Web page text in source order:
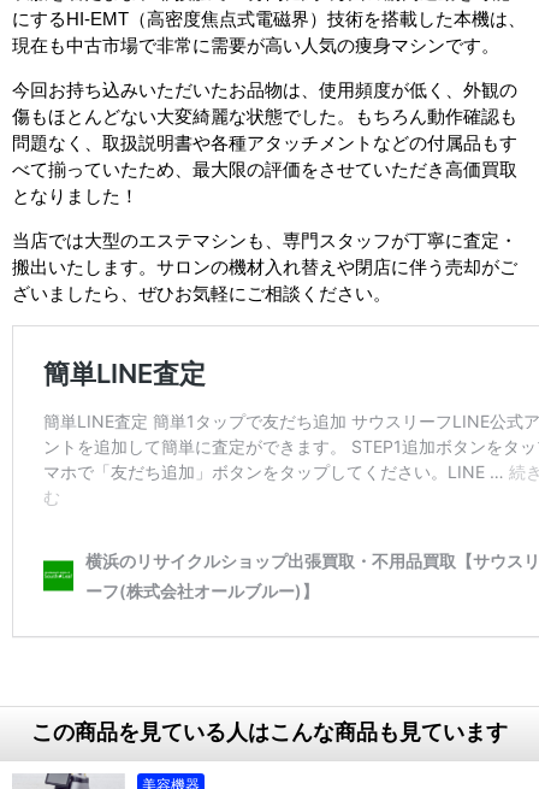
にするHI-EMT（高密度焦点式電磁界）技術を搭載した本機は、
現在も中古市場で非常に需要が高い人気の痩身マシンです。
今回お持ち込みいただいたお品物は、使用頻度が低く、外観の
傷もほとんどない大変綺麗な状態でした。もちろん動作確認も
問題なく、取扱説明書や各種アタッチメントなどの付属品もす
べて揃っていたため、最大限の評価をさせていただき高価買取
となりました！
当店では大型のエステマシンも、専門スタッフが丁寧に査定・
搬出いたします。サロンの機材入れ替えや閉店に伴う売却がご
ざいましたら、ぜひお気軽にご相談ください。
この商品を見ている人はこんな商品も見ています
美容機器